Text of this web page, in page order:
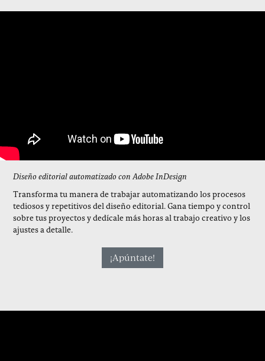
Diseño editorial automatizado con Adobe InDesign
Transforma tu manera de trabajar automatizando los procesos
tediosos y repetitivos del diseño editorial. Gana tiempo y control
sobre tus proyectos y dedícale más horas al trabajo creativo y los
ajustes a detalle.
¡Apúntate!